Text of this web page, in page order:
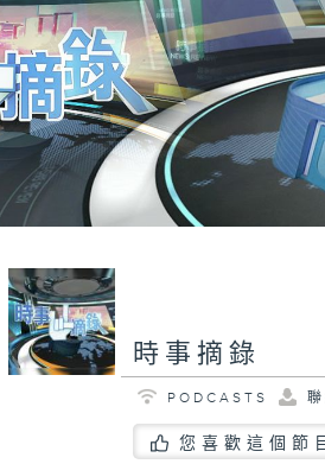
時事摘錄
PODCASTS
您喜歡這個節